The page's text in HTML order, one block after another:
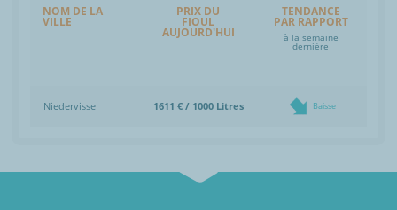
NOM DE LA
VILLE
PRIX DU
FIOUL
AUJOURD'HUI
TENDANCE
PAR RAPPORT
à la semaine
dernière
Niedervisse 1611 € / 1000 Litres Baisse